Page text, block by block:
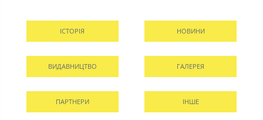
ІСТОРІЯ НОВИНИ
ВИДАВНИЦТВО ГАЛЕРЕЯ
ПАРТНЕРИ ІНШЕ